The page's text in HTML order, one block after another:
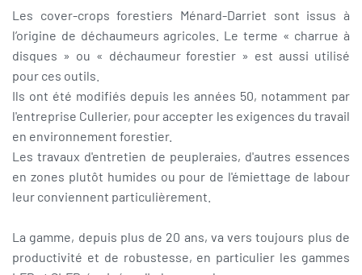
Les cover-crops forestiers Ménard-Darriet sont issus à
l’origine de déchaumeurs agricoles. Le terme « charrue à
disques » ou « déchaumeur forestier » est aussi utilisé
pour ces outils.
Ils ont été modifiés depuis les années 50, notamment par
l'entreprise Cullerier, pour accepter les exigences du travail
en environnement forestier.
Les travaux d'entretien de peupleraies, d'autres essences
en zones plutôt humides ou pour de l'émiettage de labour
leur conviennent particulièrement.
La gamme, depuis plus de 20 ans, va vers toujours plus de
productivité et de robustesse, en particulier les gammes